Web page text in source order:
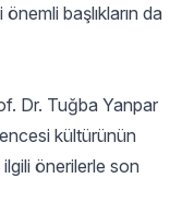
başlıkların da
Dr. Tuğba Yanpar
kültürünün
ilgili önerilerle son